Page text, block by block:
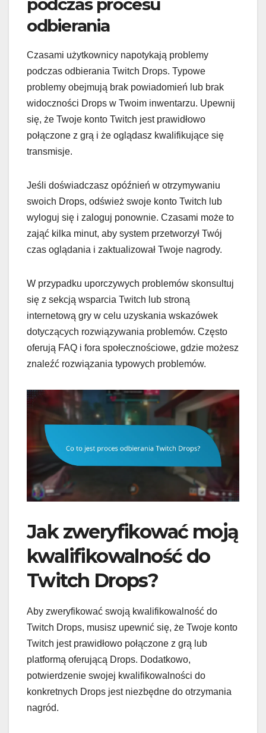
podczas procesu
odbierania
Czasami użytkownicy napotykają problemy
podczas odbierania Twitch Drops. Typowe
problemy obejmują brak powiadomień lub brak
widoczności Drops w Twoim inwentarzu. Upewnij
się, że Twoje konto Twitch jest prawidłowo
połączone z grą i że oglądasz kwalifikujące się
transmisje.
Jeśli doświadczasz opóźnień w otrzymywaniu
swoich Drops, odśwież swoje konto Twitch lub
wyloguj się i zaloguj ponownie. Czasami może to
zająć kilka minut, aby system przetworzył Twój
czas oglądania i zaktualizował Twoje nagrody.
W przypadku uporczywych problemów skonsultuj
się z sekcją wsparcia Twitch lub stroną
internetową gry w celu uzyskania wskazówek
dotyczących rozwiązywania problemów. Często
oferują FAQ i fora społecznościowe, gdzie możesz
znaleźć rozwiązania typowych problemów.
Jak zweryfikować moją
kwalifikowalność do
Twitch Drops?
Aby zweryfikować swoją kwalifikowalność do
Twitch Drops, musisz upewnić się, że Twoje konto
Twitch jest prawidłowo połączone z grą lub
platformą oferującą Drops. Dodatkowo,
potwierdzenie swojej kwalifikowalności do
konkretnych Drops jest niezbędne do otrzymania
nagród.